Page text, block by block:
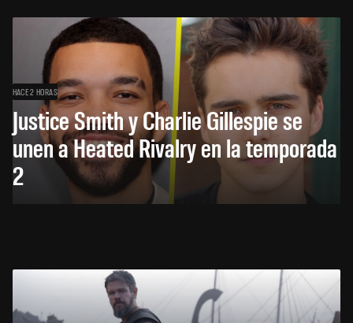
HACE 2 HORAS
Justice Smith y Charlie Gillespie se
unen a Heated Rivalry en la temporada
2